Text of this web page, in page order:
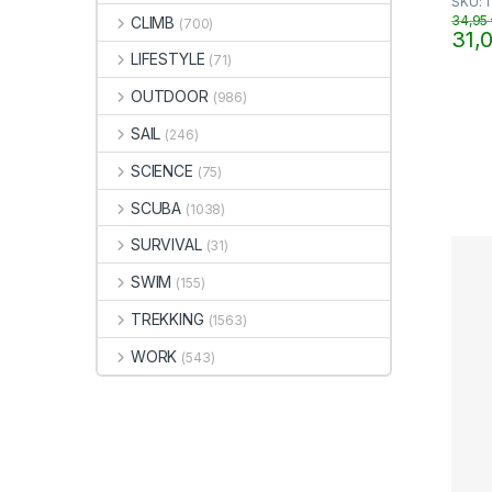
t
o
f
34,95
CLIMB (700)
LIFESTYLE (71)
OUTDOOR (986)
SAIL (246)
SCIENCE (75)
SCUBA (1038)
SURVIVAL (31)
SWIM (155)
TREKKING (1563)
WORK (543)